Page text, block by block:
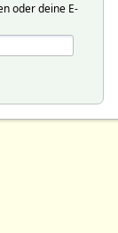
oder deine E-